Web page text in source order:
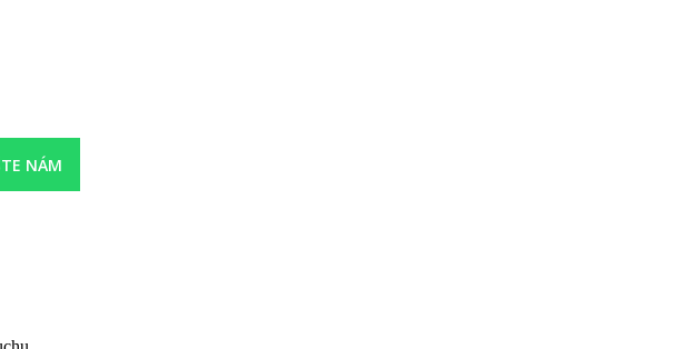
vybavenie na šnorchlovanie)
NÁM